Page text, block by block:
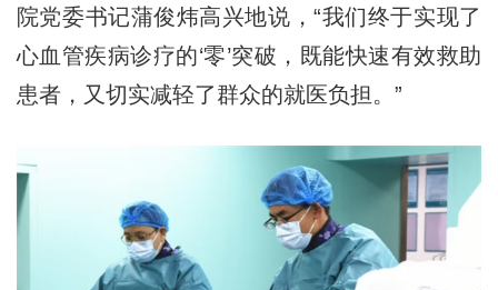
院党委书记蒲俊炜高兴地说，“我们终于实现了
心血管疾病诊疗的‘零’突破，既能快速有效救助
患者，又切实减轻了群众的就医负担。”